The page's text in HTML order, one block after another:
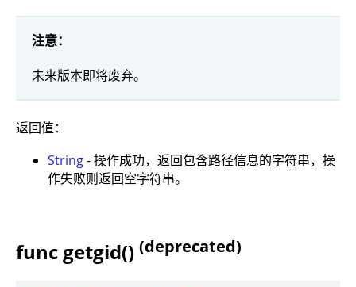
注意：
未来版本即将废弃。
返回值：
String- 操作成功，返回包含路径信息的字符串，操
作失败则返回空字符串。
func getgid() (deprecated)